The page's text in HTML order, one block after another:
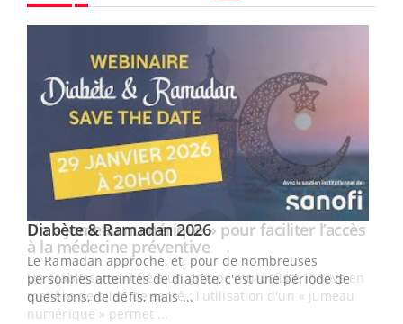
Youtube
Diabète & Ramadan 2026Youtube
Le Ramadan approche, et, pour de nombreuses
personnes atteintes de diabète, c'est une période de
questions, de défis, mais ...
Youtube
Un « jumeau numérique » pour faciliter l’accès
à la médecine préventiveYoutube
Un établissement lié à un groupe mutualiste innove en
matière de bilan de santé : l'utilisation d'un « jumeau
numérique » permet ...